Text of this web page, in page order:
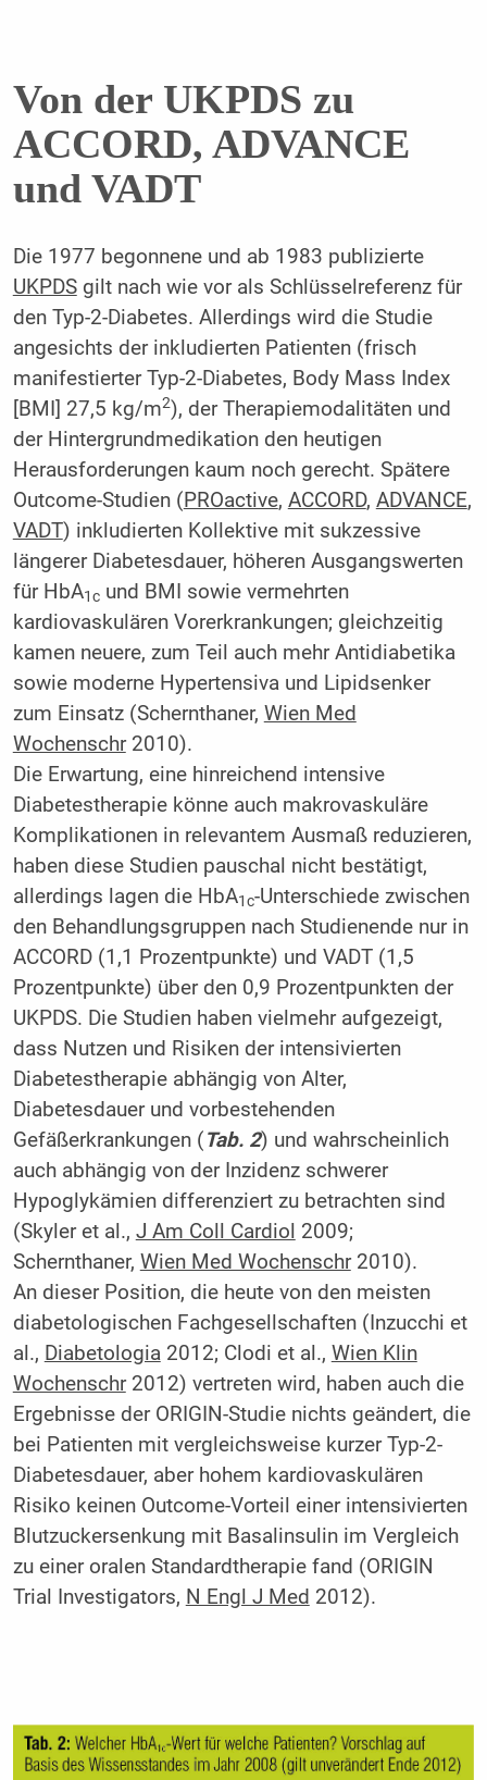
Von der UKPDS zu
ACCORD, ADVANCE
und VADT
Die 1977 begonnene und ab 1983 publizierte
UKPDSgilt nach wie vor als Schlüsselreferenz für
den Typ-2-Diabetes. Allerdings wird die Studie
angesichts der inkludierten Patienten (frisch
manifestierter Typ-2-Diabetes, Body Mass Index
[BMI] 27,5 kg/m2), der Therapiemodalitäten und
der Hintergrundmedikation den heutigen
Herausforderungen kaum noch gerecht. Spätere
Outcome-Studien (PROactive, ACCORD, ADVANCE,
VADT) inkludierten Kollektive mit sukzessive
längerer Diabetesdauer, höheren Ausgangswerten
für HbA1cund BMI sowie vermehrten
kardiovaskulären Vorerkrankungen; gleichzeitig
kamen neuere, zum Teil auch mehr Antidiabetika
sowie moderne Hypertensiva und Lipidsenker
zum Einsatz (Schernthaner, Wien Med
Wochenschr2010).
Die Erwartung, eine hinreichend intensive
Diabetestherapie könne auch makrovaskuläre
Komplikationen in relevantem Ausmaß reduzieren,
haben diese Studien pauschal nicht bestätigt,
allerdings lagen die HbA1c-Unterschiede zwischen
den Behandlungsgruppen nach Studienende nur in
ACCORD (1,1 Prozentpunkte) und VADT (1,5
Prozentpunkte) über den 0,9 Prozentpunkten der
UKPDS. Die Studien haben vielmehr aufgezeigt,
dass Nutzen und Risiken der intensivierten
Diabetestherapie abhängig von Alter,
Diabetesdauer und vorbestehenden
Gefäßerkrankungen (Tab. 2) und wahrscheinlich
auch abhängig von der Inzidenz schwerer
Hypoglykämien differenziert zu betrachten sind
(Skyler et al., J Am Coll Cardiol 2009;
Schernthaner, Wien Med Wochenschr2010).
An dieser Position, die heute von den meisten
diabetologischen Fachgesellschaften (Inzucchi et
al., Diabetologia2012; Clodi et al., Wien Klin
Wochenschr2012) vertreten wird, haben auch die
Ergebnisse der ORIGIN-Studie nichts geändert, die
bei Patienten mit vergleichsweise kurzer Typ-2-
Diabetesdauer, aber hohem kardiovaskulären
Risiko keinen Outcome-Vorteil einer intensivierten
Blutzuckersenkung mit Basalinsulin im Vergleich
zu einer oralen Standardtherapie fand (ORIGIN
Trial Investigators, N Engl J Med 2012).